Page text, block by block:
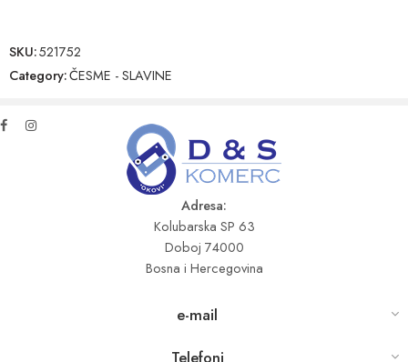
SKU:521752
Category:ČESME - SLAVINE
Adresa:
Kolubarska SP 63
Doboj 74000
Bosna i Hercegovina
e-mail